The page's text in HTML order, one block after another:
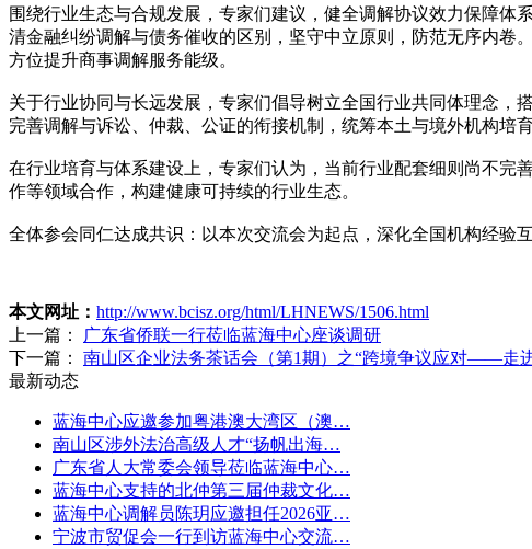
围绕行业生态与合规发展，专家们建议，健全调解协议效力保障
清金融纠纷调解与债务催收的区别，坚守中立原则，防范无序内卷
方位提升商事调解服务能级。
关于行业协同与长远发展，专家们倡导树立全国行业共同体理念
完善调解与诉讼、仲裁、公证的衔接机制，统筹本土与境外机构培
在行业培育与体系建设上，专家们认为，当前行业配套细则尚不完
作等领域合作，构建健康可持续的行业生态。
全体参会同仁达成共识：以本次交流会为起点，深化全国机构经验
本文网址： http://www.bcisz.org/html/LHNEWS/1506.html
上一篇： 广东省侨联一行莅临蓝海中心座谈调研
下一篇： 南山区企业法务茶话会（第1期）之“跨境争议应对——走
最新动态
蓝海中心应邀参加粤港澳大湾区（澳…
南山区涉外法治高级人才“扬帆出海…
广东省人大常委会领导莅临蓝海中心…
蓝海中心支持的北仲第三届仲裁文化…
蓝海中心调解员陈玥应邀担任2026亚…
宁波市贸促会一行到访蓝海中心交流…